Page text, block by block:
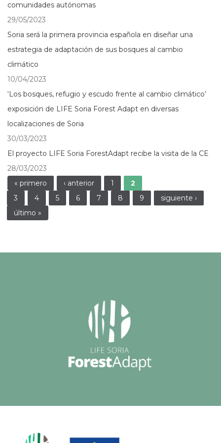
comunidades autónomas
29/05/2023
Soria será la primera provincia española en diseñar una
estrategia de adaptación de sus bosques al cambio
climático
10/04/2023
‘Los bosques, refugio y escudo frente al cambio climático’
exposición de LIFE Soria Forest Adapt en diversas
localizaciones de Soria
30/03/2023
El proyecto LIFE Soria ForestAdapt recibe la visita de la CE
28/03/2023
Páginas
« primero ‹ anterior 1
2
3
4 5 6 7 8 9
siguiente ›
último »